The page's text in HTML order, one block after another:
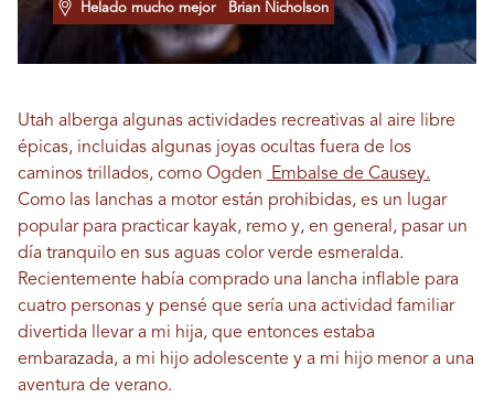
Helado mucho mejor Brian Nicholson
Utah alberga algunas actividades recreativas al aire libre
épicas, incluidas algunas joyas ocultas fuera de los
caminos trillados, como Ogden
Embalse de Causey.
Como las lanchas a motor están prohibidas, es un lugar
popular para practicar kayak, remo y, en general, pasar un
día tranquilo en sus aguas color verde esmeralda.
Recientemente había comprado una lancha inflable para
cuatro personas y pensé que sería una actividad familiar
divertida llevar a mi hija, que entonces estaba
embarazada, a mi hijo adolescente y a mi hijo menor a una
aventura de verano.